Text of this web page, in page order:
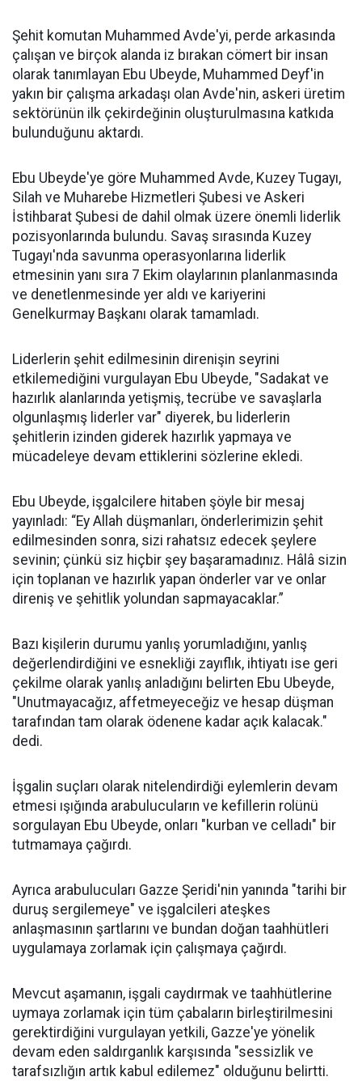
Şehit komutan Muhammed Avde'yi, perde arkasında
çalışan ve birçok alanda iz bırakan cömert bir insan
olarak tanımlayan Ebu Ubeyde, Muhammed Deyf'in
yakın bir çalışma arkadaşı olan Avde'nin, askeri üretim
sektörünün ilk çekirdeğinin oluşturulmasına katkıda
bulunduğunu aktardı.
Ebu Ubeyde'ye göre Muhammed Avde, Kuzey Tugayı,
Silah ve Muharebe Hizmetleri Şubesi ve Askeri
İstihbarat Şubesi de dahil olmak üzere önemli liderlik
pozisyonlarında bulundu. Savaş sırasında Kuzey
Tugayı'nda savunma operasyonlarına liderlik
etmesinin yanı sıra 7 Ekim olaylarının planlanmasında
ve denetlenmesinde yer aldı ve kariyerini
Genelkurmay Başkanı olarak tamamladı.
Liderlerin şehit edilmesinin direnişin seyrini
etkilemediğini vurgulayan Ebu Ubeyde, "Sadakat ve
hazırlık alanlarında yetişmiş, tecrübe ve savaşlarla
olgunlaşmış liderler var" diyerek, bu liderlerin
şehitlerin izinden giderek hazırlık yapmaya ve
mücadeleye devam ettiklerini sözlerine ekledi.
Ebu Ubeyde, işgalcilere hitaben şöyle bir mesaj
yayınladı: “Ey Allah düşmanları, önderlerimizin şehit
edilmesinden sonra, sizi rahatsız edecek şeylere
sevinin; çünkü siz hiçbir şey başaramadınız. Hâlâ sizin
için toplanan ve hazırlık yapan önderler var ve onlar
direniş ve şehitlik yolundan sapmayacaklar.”
Bazı kişilerin durumu yanlış yorumladığını, yanlış
değerlendirdiğini ve esnekliği zayıflık, ihtiyatı ise geri
çekilme olarak yanlış anladığını belirten Ebu Ubeyde,
"Unutmayacağız, affetmeyeceğiz ve hesap düşman
tarafından tam olarak ödenene kadar açık kalacak."
dedi.
İşgalin suçları olarak nitelendirdiği eylemlerin devam
etmesi ışığında arabulucuların ve kefillerin rolünü
sorgulayan Ebu Ubeyde, onları "kurban ve celladı" bir
tutmamaya çağırdı.
Ayrıca arabulucuları Gazze Şeridi'nin yanında "tarihi bir
duruş sergilemeye" ve işgalcileri ateşkes
anlaşmasının şartlarını ve bundan doğan taahhütleri
uygulamaya zorlamak için çalışmaya çağırdı.
Mevcut aşamanın, işgali caydırmak ve taahhütlerine
uymaya zorlamak için tüm çabaların birleştirilmesini
gerektirdiğini vurgulayan yetkili, Gazze'ye yönelik
devam eden saldırganlık karşısında "sessizlik ve
tarafsızlığın artık kabul edilemez" olduğunu belirtti.